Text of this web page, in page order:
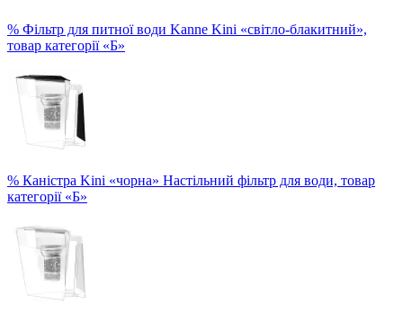
% Фільтр для питної води Kanne Kini «світло-блакитний»,
товар категорії «Б»
% Каністра Kini «чорна» Настільний фільтр для води, товар
категорії «Б»